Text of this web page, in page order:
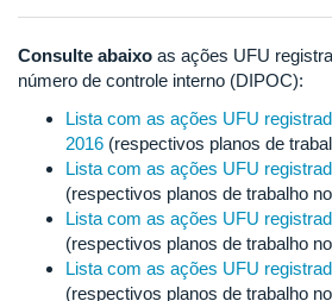
Consulte abaixo as ações UFU
número de controle interno (DIPOC):
Lista com as ações UFU
2016 (respectivos planos de
Lista com as ações UFU
(respectivos planos de trabalho
Lista com as ações UFU
(respectivos planos de trabalho
Lista com as ações UFU
(respectivos planos de trabalho